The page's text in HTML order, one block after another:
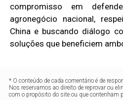
compromisso em
agronegócio nacional,
China e buscando diálogo
soluções que beneficiem
* O conteúdo de cada comentário é de
Nos reservamos ao direito de reprovar ou
com o propósito do site ou que contenham